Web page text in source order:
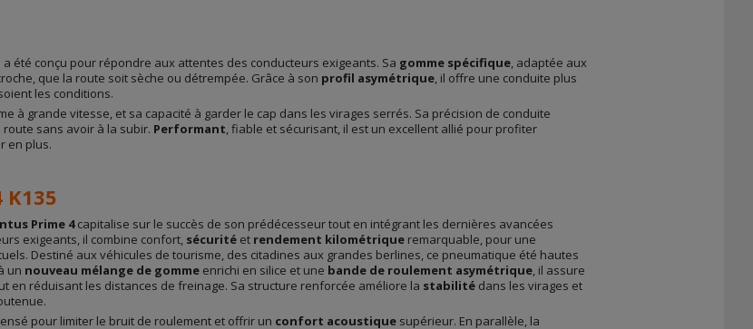
a été conçu pour répondre aux attentes des conducteurs exigeants. Sa gomme spécifique , adaptée aux
que la route soit sèche ou détrempée. Grâce à son profil asymétrique , il offre une conduite plus
les conditions.
à grande vitesse, et sa capacité à garder le cap dans les virages serrés. Sa précision de conduite
sans avoir à la subir. Performant , fiable et sécurisant, il est un excellent allié pour profiter
en plus.
K135
Prime 4capitalise sur le succès de son prédécesseur tout en intégrant les dernières avancées
exigeants, il combine confort, sécurité et rendement kilométrique remarquable, pour une
Destiné aux véhicules de tourisme, des citadines aux grandes berlines, ce pneumatique été hautes
un nouveau mélange de gomme enrichi en silice et une bande de roulement asymétrique , il assure
en réduisant les distances de freinage. Sa structure renforcée améliore la stabilité dans les virages et
pour limiter le bruit de roulement et offrir un confort acoustique supérieur. En parallèle, la